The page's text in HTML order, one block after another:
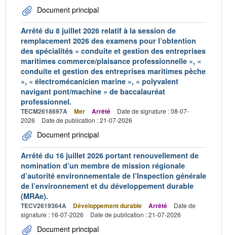
Document principal
Arrêté du 8 juillet 2026 relatif à la session de
remplacement 2026 des examens pour l’obtention
des spécialités « conduite et gestion des entreprises
maritimes commerce/plaisance professionnelle », «
conduite et gestion des entreprises maritimes pêche
», « électromécanicien marine », « polyvalent
navigant pont/machine » de baccalauréat
professionnel.
TECM2618697A Mer Arrêté
Date de signature : 08-07-
2026
Date de publication : 21-07-2026
Document principal
Arrêté du 16 juillet 2026 portant renouvellement de
nomination d’un membre de mission régionale
d’autorité environnementale de l’Inspection générale
de l’environnement et du développement durable
(MRAe).
TECV2619364A Développement durable Arrêté
Date de
signature : 16-07-2026
Date de publication : 21-07-2026
Document principal